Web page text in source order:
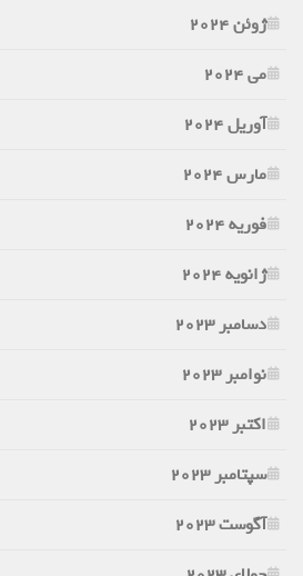
ژوئن 2024
می 2024
آوریل 2024
مارس 2024
فوریه 2024
ژانویه 2024
دسامبر 2023
نوامبر 2023
اکتبر 2023
سپتامبر 2023
آگوست 2023